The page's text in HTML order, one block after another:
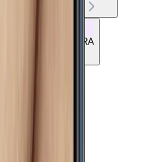
KAMERA